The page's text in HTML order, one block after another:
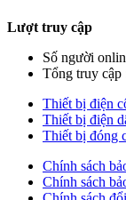
Lượt truy cập
Số người
Tổng truy cập
Thiết bị điện
Thiết bị điện
Thiết bị đóng
Chính sách
Chính sách